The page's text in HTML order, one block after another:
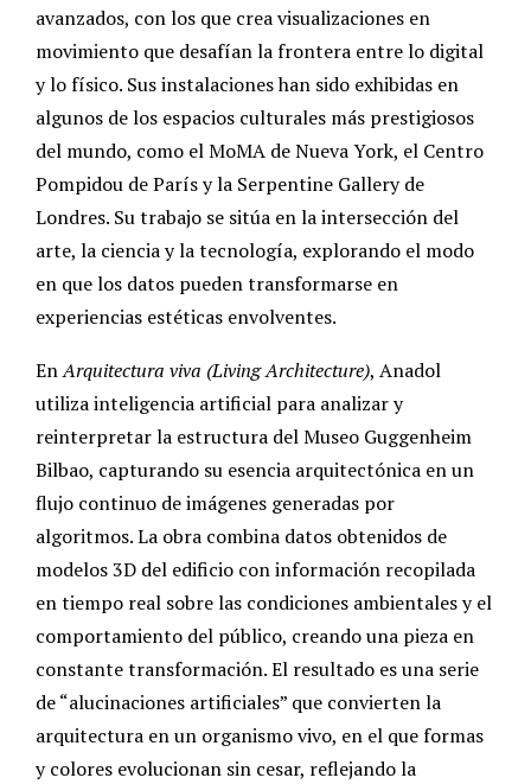
avanzados, con los que crea visualizaciones en
movimiento que desafían la frontera entre lo digital
y lo físico. Sus instalaciones han sido exhibidas en
algunos de los espacios culturales más prestigiosos
del mundo, como el MoMA de Nueva York, el Centro
Pompidou de París y la Serpentine Gallery de
Londres. Su trabajo se sitúa en la intersección del
arte, la ciencia y la tecnología, explorando el modo
en que los datos pueden transformarse en
experiencias estéticas envolventes.
EnArquitectura viva (Living Architecture), Anadol
utiliza inteligencia artificial para analizar y
reinterpretar la estructura del Museo Guggenheim
Bilbao, capturando su esencia arquitectónica en un
flujo continuo de imágenes generadas por
algoritmos. La obra combina datos obtenidos de
modelos 3D del edificio con información recopilada
en tiempo real sobre las condiciones ambientales y el
comportamiento del público, creando una pieza en
constante transformación. El resultado es una serie
de “alucinaciones artificiales” que convierten la
arquitectura en un organismo vivo, en el que formas
y colores evolucionan sin cesar, reflejando la